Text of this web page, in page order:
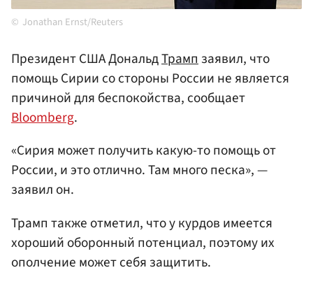
Jonathan Ernst/Reuters
Президент США ДональдТрампзаявил, что
помощь Сирии со стороны России не является
причиной для беспокойства, сообщает
Bloomberg.
«Сирия может получить какую-то помощь от
России, и это отлично. Там много песка», —
заявил он.
Трамп также отметил, что у курдов имеется
хороший оборонный потенциал, поэтому их
ополчение может себя защитить.